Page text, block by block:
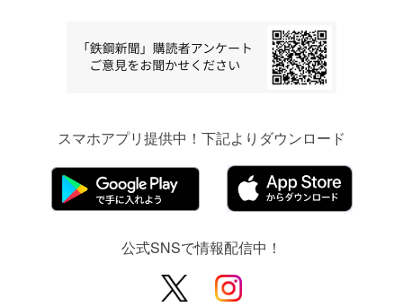
スマホアプリ提供中！下記よりダウンロード
公式SNSで情報配信中！